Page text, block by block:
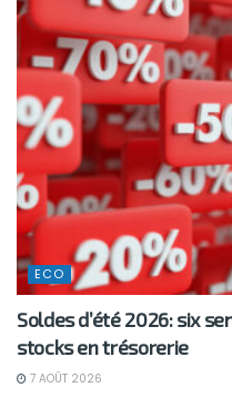
ECO
Soldes d’été 2026: six
stocks en trésorerie
7 AOÛT 2026